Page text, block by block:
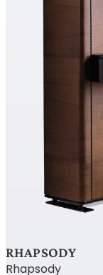
RHAPSODY
Rhapsody